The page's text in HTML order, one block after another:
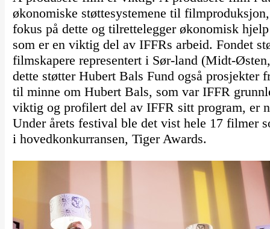
økonomiske støttesystemene til
fokus på dette og tilrettelegger økonomisk
som er en viktig del av IFFRs arbeid. Fondet
filmskapere representert i Sør-land (Midt-
dette støtter Hubert Bals Fund også prosjekter
til minne om Hubert Bals, som var IFFR
viktig og profilert del av IFFR sitt program, er
Under årets festival ble det vist hele 17 filmer
i hovedkonkurransen, Tiger Awards.